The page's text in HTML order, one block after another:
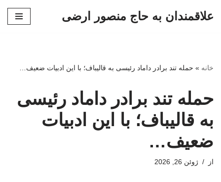
علاقمندان به حاج منصور ارضی
خانه » حمله تند برادر داماد رئیسی به قالیباف؛ با این ادبیات ضعیف…
حمله تند برادر داماد رئیسی
به قالیباف؛ با این ادبیات
ضعیف…
از ژوئن 26, 2026